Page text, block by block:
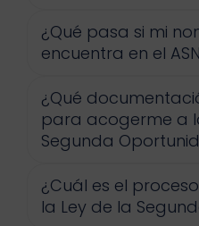
¿Qué pasa si mi
encuentra en el
¿Qué
para acogerme a
Segunda
¿Cuál es el
la Ley de la